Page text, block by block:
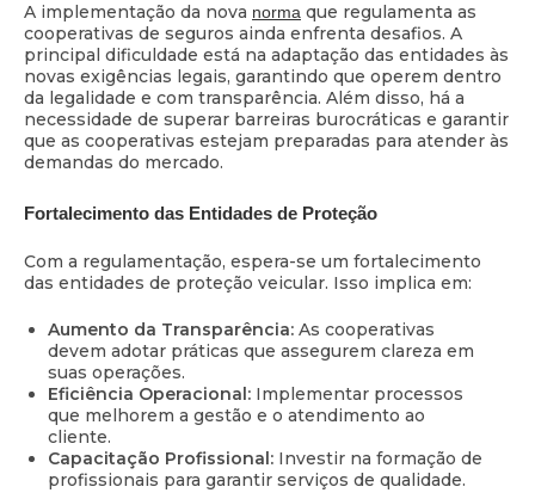
A implementação da nova norma que regulamenta as
cooperativas de seguros ainda enfrenta desafios. A
principal dificuldade está na adaptação das entidades às
novas exigências legais, garantindo que operem dentro
da legalidade e com transparência. Além disso, há a
necessidade de superar barreiras burocráticas e garantir
que as cooperativas estejam preparadas para atender às
demandas do mercado.
Fortalecimento das Entidades de Proteção
Com a regulamentação, espera-se um fortalecimento
das entidades de proteção veicular. Isso implica em:
Aumento da Transparência: As cooperativas
devem adotar práticas que assegurem clareza em
suas operações.
Eficiência Operacional: Implementar processos
que melhorem a gestão e o atendimento ao
cliente.
Capacitação Profissional: Investir na formação de
profissionais para garantir serviços de qualidade.